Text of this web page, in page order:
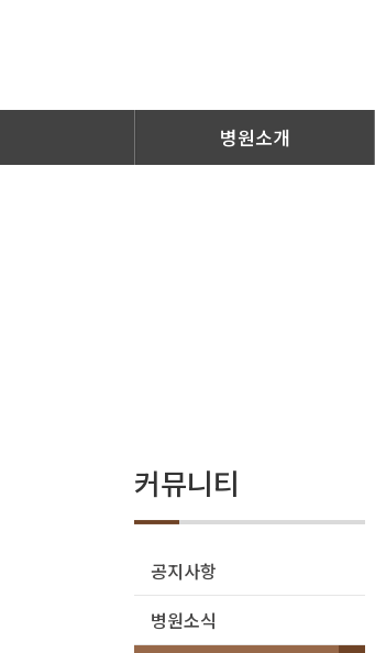
병원소개
커뮤니티
공지사항
병원소식